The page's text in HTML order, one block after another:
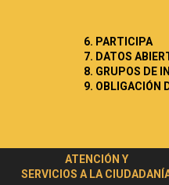
6. PARTICIPA
7. DATOS
8. GRUPOS DE
9. OBLIGACIÓN
ATENCIÓN Y
SERVICIOS A LA